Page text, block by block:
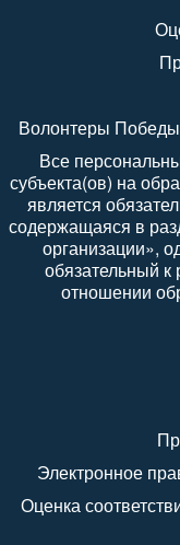
Волонтеры
Все
субъекта(ов) на
является
содержащаяся в
организации»,
обязательный
отношении
Электронное
Оценка